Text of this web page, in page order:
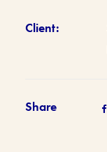
Client:
Share